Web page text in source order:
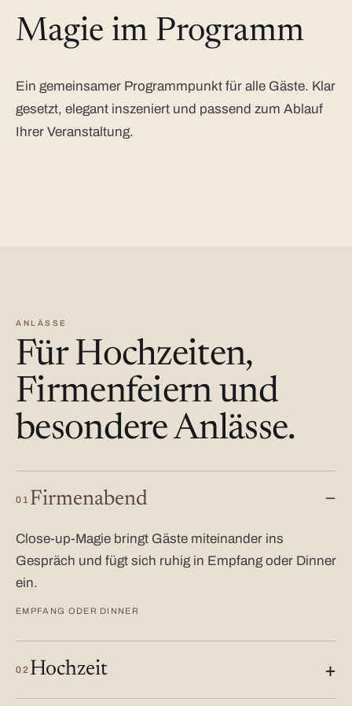
Magie im Programm
Ein gemeinsamer Programmpunkt für alle Gäste. Klar
gesetzt, elegant inszeniert und passend zum Ablauf
Ihrer Veranstaltung.
ANLÄSSE
Für Hochzeiten,
Firmenfeiern und
besondere Anlässe.
01 Firmenabend
Close-up-Magie bringt Gäste miteinander ins
Gespräch und fügt sich ruhig in Empfang oder Dinner
ein.
EMPFANG ODER DINNER
02 Hochzeit